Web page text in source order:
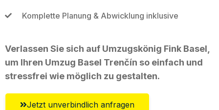
Komplette Planung & Abwicklung inklusive
Verlassen Sie sich auf Umzugskönig Fink Basel,
um Ihren Umzug Basel Trenčín so einfach und
stressfrei wie möglich zu gestalten.
Jetzt unverbindlich anfragen